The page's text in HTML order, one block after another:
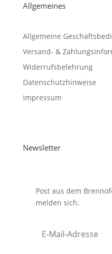
Allgemeines
Allgemeine
Versand- &
Widerrufsbelehrung
Datenschutzhinweise
Impressum
Newsletter
Post aus dem
melden sich.